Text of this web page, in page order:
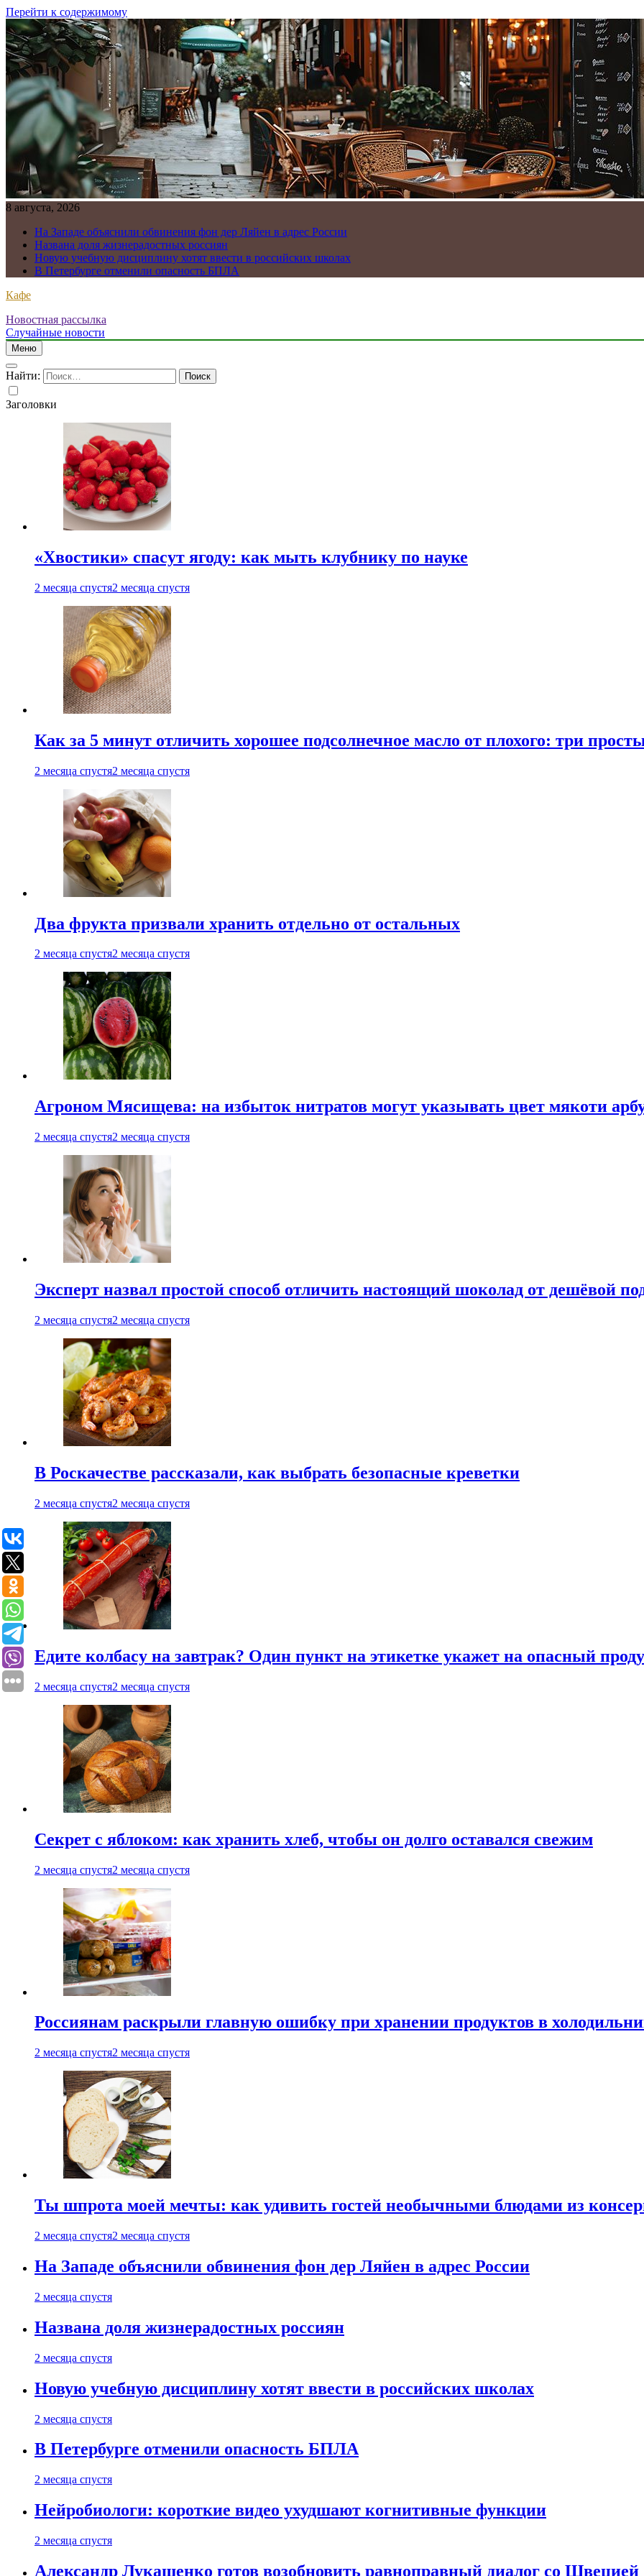
Перейти к содержимому
8 августа, 2026
На Западе объяснили обвинения фон дер Ляйен в адрес России
Названа доля жизнерадостных россиян
Новую учебную дисциплину хотят ввести в российских школах
В Петербурге отменили опасность БПЛА
Кафе
Новостная рассылка
Случайные новости
Меню
Найти:
Заголовки
«Хвостики» спасут ягоду: как мыть клубнику по науке
2 месяца спустя2 месяца спустя
Как за 5 минут отличить хорошее подсолнечное масло от плохого: три
2 месяца спустя2 месяца спустя
Два фрукта призвали хранить отдельно от остальных
2 месяца спустя2 месяца спустя
Агроном Мясищева: на избыток нитратов могут указывать цвет мякоти
2 месяца спустя2 месяца спустя
Эксперт назвал простой способ отличить настоящий шоколад от дешёвой
2 месяца спустя2 месяца спустя
В Роскачестве рассказали, как выбрать безопасные креветки
2 месяца спустя2 месяца спустя
Едите колбасу на завтрак? Один пункт на этикетке укажет на опасный
2 месяца спустя2 месяца спустя
Секрет с яблоком: как хранить хлеб, чтобы он долго оставался свежим
2 месяца спустя2 месяца спустя
Россиянам раскрыли главную ошибку при хранении продуктов в
2 месяца спустя2 месяца спустя
Ты шпрота моей мечты: как удивить гостей необычными блюдами из
2 месяца спустя2 месяца спустя
На Западе объяснили обвинения фон дер Ляйен в адрес России
2 месяца спустя
Названа доля жизнерадостных россиян
2 месяца спустя
Новую учебную дисциплину хотят ввести в российских школах
2 месяца спустя
В Петербурге отменили опасность БПЛА
2 месяца спустя
Нейробиологи: короткие видео ухудшают когнитивные функции
2 месяца спустя
Александр Лукашенко готов возобновить равноправный диалог со Швецией